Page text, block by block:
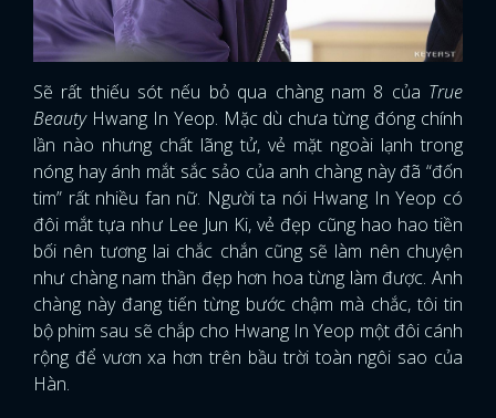
Sẽ rất thiếu sót nếu bỏ qua chàng nam 8 của True
BeautyHwang In Yeop. Mặc dù chưa từng đóng chính
lần nào nhưng chất lãng tử, vẻ mặt ngoài lạnh trong
nóng hay ánh mắt sắc sảo của anh chàng này đã “đốn
tim” rất nhiều fan nữ. Người ta nói Hwang In Yeop có
đôi mắt tựa như Lee Jun Ki, vẻ đẹp cũng hao hao tiền
bối nên tương lai chắc chắn cũng sẽ làm nên chuyện
như chàng nam thần đẹp hơn hoa từng làm được. Anh
chàng này đang tiến từng bước chậm mà chắc, tôi tin
bộ phim sau sẽ chắp cho Hwang In Yeop một đôi cánh
rộng để vươn xa hơn trên bầu trời toàn ngôi sao của
Hàn.